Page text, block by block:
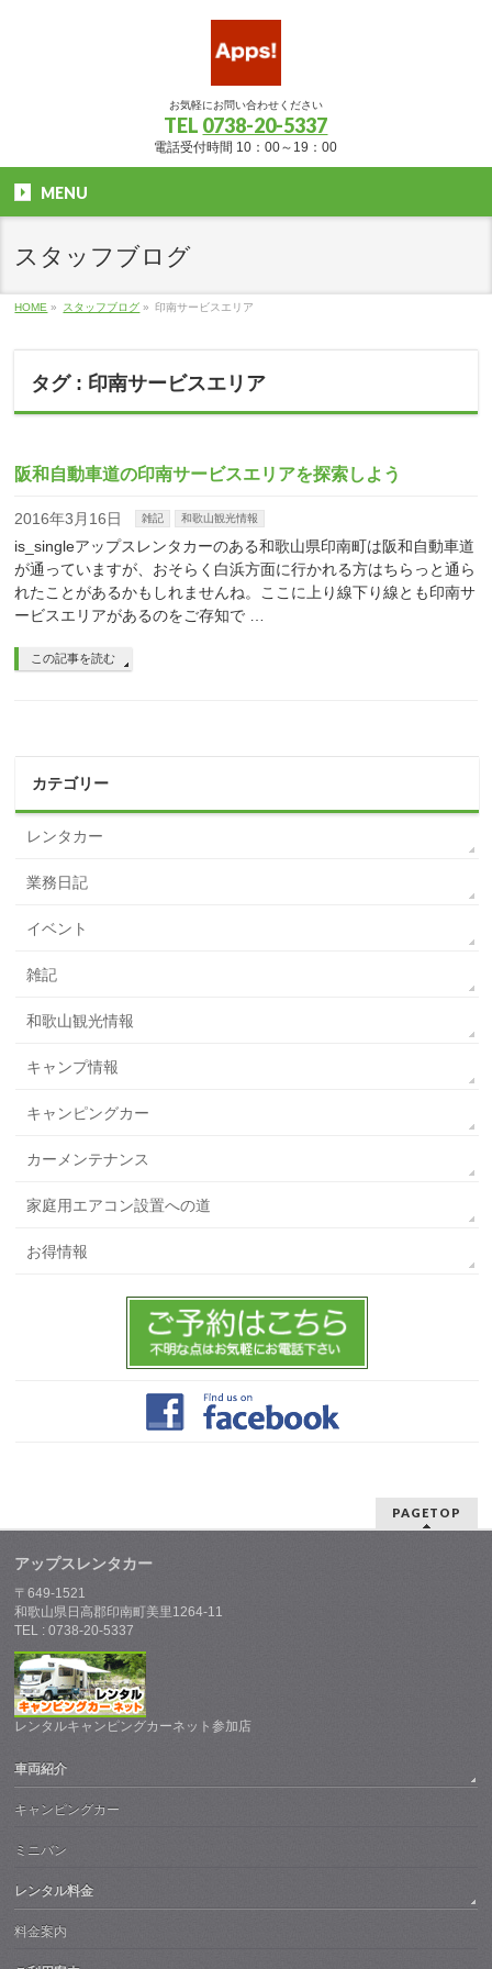
お気軽にお問い合わせください
TEL 0738-20-5337
電話受付時間 10：00～19：00
MENU
スタッフブログ
HOME » スタッフブログ » 印南サービスエリア
タグ : 印南サービスエリア
阪和自動車道の印南サービスエリアを探索しよう
2016年3月16日 雑記 和歌山観光情報
is_singleアップスレンタカーのある和歌山県印南町は阪和自動車道
が通っていますが、おそらく白浜方面に行かれる方はちらっと通ら
れたことがあるかもしれませんね。ここに上り線下り線とも印南サ
ービスエリアがあるのをご存知で …
この記事を読む
カテゴリー
レンタカー
業務日記
イベント
雑記
和歌山観光情報
キャンプ情報
キャンピングカー
カーメンテナンス
家庭用エアコン設置への道
お得情報
PAGETOP
アップスレンタカー
〒649-1521
和歌山県日高郡印南町美里1264-11
TEL : 0738-20-5337
レンタルキャンピングカーネット参加店
車両紹介
キャンピングカー
ミニバン
レンタル料金
料金案内